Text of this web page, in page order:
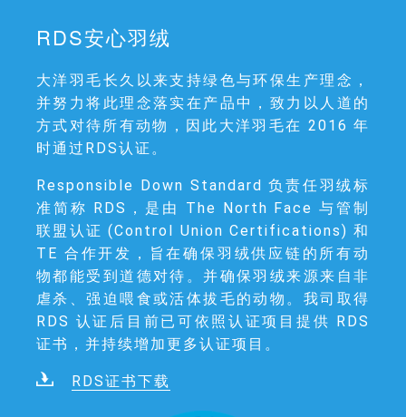
RDS安心羽绒
大洋羽毛长久以来支持绿色与环保生产理念，
并努力将此理念落实在产品中，致力以人道的
方式对待所有动物，因此大洋羽毛在 2016 年
时通过RDS认证。
Responsible Down Standard 负责任羽绒标
准简称 RDS，是由 The North Face 与管制
联盟认证 (Control Union Certifications) 和
TE 合作开发，旨在确保羽绒供应链的所有动
物都能受到道德对待。并确保羽绒来源来自非
虐杀、强迫喂食或活体拔毛的动物。我司取得
RDS 认证后目前已可依照认证项目提供 RDS
证书，并持续增加更多认证项目。
RDS证书下载